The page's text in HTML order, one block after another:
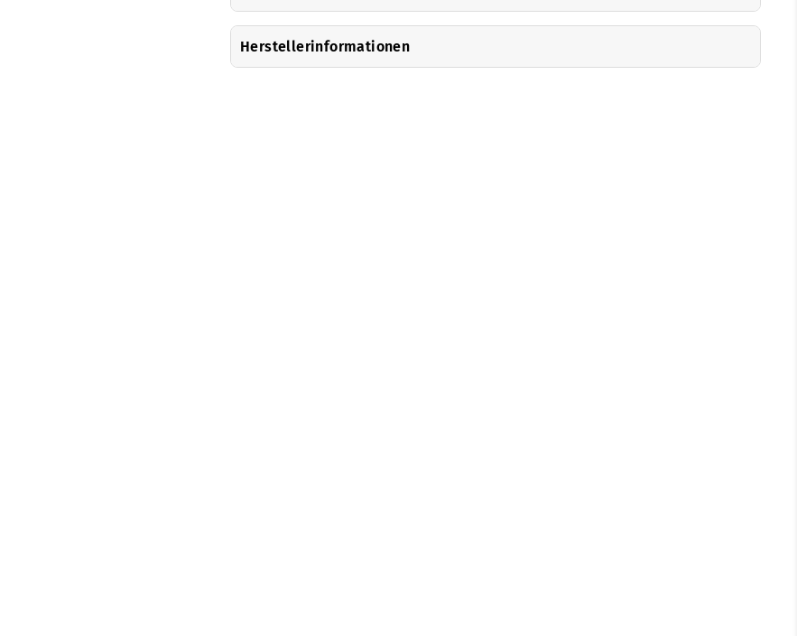
Herstellerinformationen